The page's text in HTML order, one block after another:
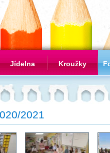
Jídelna Kroužky
2021